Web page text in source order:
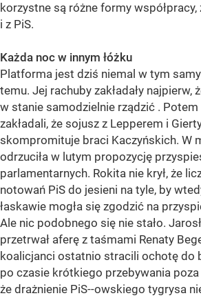
korzystne są różne formy
i z PiS.
Każda noc w innym łóżku
Platforma jest dziś niemal w tym
temu. Jej rachuby zakładały najpierw,
w stanie samodzielnie rządzić .
zakładali, że sojusz z Lepperem i
skompromituje braci Kaczyńskich. W
odrzuciła w lutym propozycję
parlamentarnych. Rokita nie krył, że
notowań PiS do jesieni na tyle, by
łaskawie mogła się zgodzić na
Ale nic podobnego się nie stało.
przetrwał aferę z taśmami Renaty
koalicjanci ostatnio stracili ochotę do
po czasie krótkiego przebywania poza
że drażnienie PiS--owskiego tygrysa